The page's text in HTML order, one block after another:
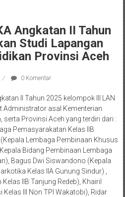
Angkatan II Tahun
Studi Lapangan
Provinsi Aceh
0 Komentar
II Tahun 2025 kelompok III LAN
Administrator asal Kementerian
serta Provinsi Aceh yang terdiri dari :
Pemasyarakatan Kelas IIB
Lembaga Pembinaan Khusus
Bidang Pembinaan Lembaga
Bagus Dwi Siswandono (Kepala
Kelas IIA Gunung Sindur) ,
IIB Tanjung Redeb), Khairil
III Non TPI Wakatobi), Ridar